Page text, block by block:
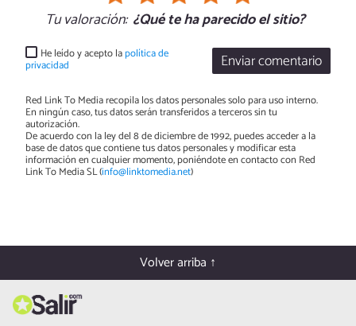
Tu valoración: ¿Qué te ha parecido el sitio?
Enviar comentario
He leído y acepto lapolítica de
privacidad
Red Link To Media recopila los datos personales solo para uso interno.
En ningún caso, tus datos serán transferidos a terceros sin tu
autorización.
De acuerdo con la ley del 8 de diciembre de 1992, puedes acceder a la
base de datos que contiene tus datos personales y modificar esta
información en cualquier momento, poniéndote en contacto con Red
Link To Media SL (info@linktomedia.net)
Volver arriba ↑